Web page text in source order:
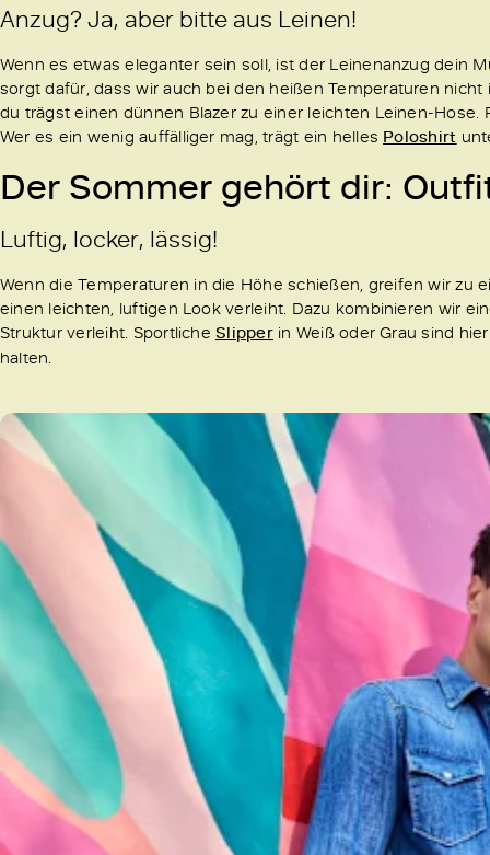
Anzug? Ja, aber bitte aus Leinen!
Wenn es etwas eleganter sein soll, ist der Leinenanzug dein
sorgt dafür, dass wir auch bei den heißen Temperaturen
du trägst einen dünnen Blazer zu einer leichten Leinen-
Wer es ein wenig auffälliger mag, trägt ein helles Poloshirt
Der Sommer gehört dir:
Luftig, locker, lässig!
Wenn die Temperaturen in die Höhe schießen, greifen wir zu
einen leichten, luftigen Look verleiht. Dazu kombinieren wir
Struktur verleiht. SportlicheSlipperin Weiß oder Grau sind
halten.